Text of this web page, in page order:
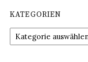
KATEGORIEN
Kategorien